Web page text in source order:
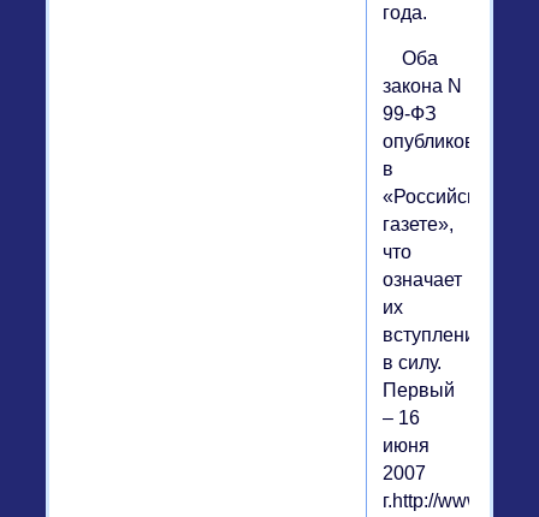
года.
Оба
закона N
99-ФЗ
опубликованы
в
«Российской
газете»,
что
означает
их
вступление
в силу.
Первый
– 16
июня
2007
г.http://